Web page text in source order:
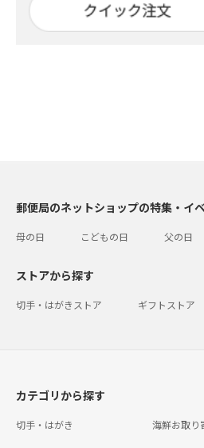
郵便局のネットショップの特集・イ
母の日 こどもの日 父の日
ストアから探す
切手・はがきストア ギフトストア
カテゴリから探す
切手・はがき 海鮮お取り